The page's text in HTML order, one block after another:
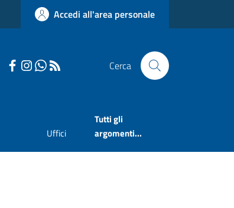
Accedi all'area personale
Cerca
Uffici
Tutti gli
argomenti...